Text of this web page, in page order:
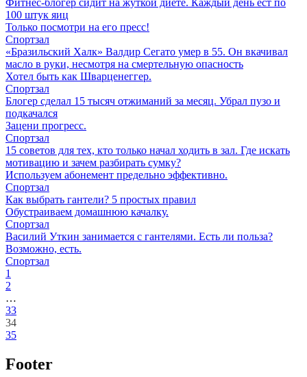
100 штук яиц
Только посмотри на его пресс!
Спортзал
«Бразильский Халк» Валдир Сегато умер в 55. Он вкачивал
масло в руки, несмотря на смертельную опасность
Хотел быть как Шварценеггер.
Спортзал
Блогер сделал 15 тысяч отжиманий за месяц. Убрал пузо и
подкачался
Зацени прогресс.
Спортзал
15 советов для тех, кто только начал ходить в зал. Где искать
мотивацию и зачем разбирать сумку?
Используем абонемент предельно эффективно.
Спортзал
Как выбрать гантели? 5 простых правил
Обустраиваем домашнюю качалку.
Спортзал
Василий Уткин занимается с гантелями. Есть ли польза?
Возможно, есть.
Спортзал
1
2
…
33
34
35
Footer